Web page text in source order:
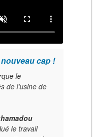
cap !
le
de l'usine de
le travail